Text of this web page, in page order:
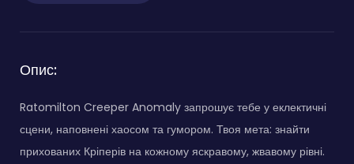
Опис:
Ratomilton Creeper Anomaly запрошує тебе у еклектичні
сцени, наповнені хаосом та гумором. Твоя мета: знайти
прихованих Кріперів на кожному яскравому, жвавому рівні.